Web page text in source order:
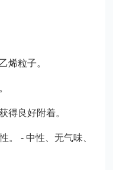
烯粒子。
得良好附着。
- 中性、无气味、